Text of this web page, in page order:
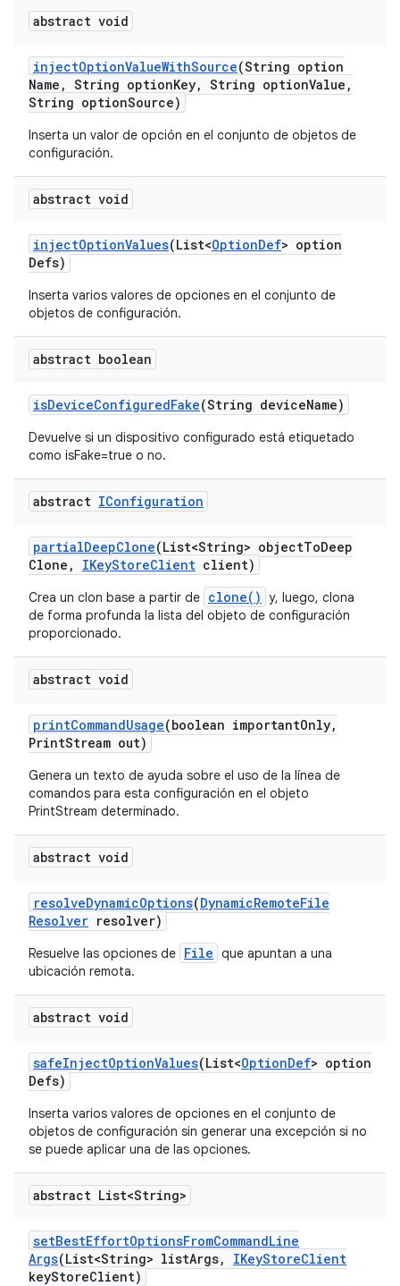
abstract void
injectOptionValueWithSource(String option
Name , String optionKey, String optionValue ,
String optionSource)
Inserta un valor de opción en el conjunto de objetos de
configuración.
abstract void
injectOptionValues(List<OptionDef> option
Defs)
Inserta varios valores de opciones en el conjunto de
objetos de configuración.
abstract boolean
isDeviceConfiguredFake(String deviceName)
Devuelve si un dispositivo configurado está etiquetado
como isFake=true o no.
abstract IConfiguration
partialDeepClone(List<String> objectToDeep
Clone , IKeyStoreClient client)
Crea un clon base a partir de clone() y, luego, clona
de forma profunda la lista del objeto de configuración
proporcionado.
abstract void
printCommandUsage(boolean importantOnly,
PrintStream out)
Genera un texto de ayuda sobre el uso de la línea de
comandos para esta configuración en el objeto
PrintStream determinado.
abstract void
resolveDynamicOptions(DynamicRemoteFile
Resolver resolver)
Resuelve las opciones de File que apuntan a una
ubicación remota.
abstract void
safeInjectOptionValues(List<OptionDef> option
Defs)
Inserta varios valores de opciones en el conjunto de
objetos de configuración sin generar una excepción si no
se puede aplicar una de las opciones.
abstract List<String>
setBestEffortOptionsFromCommandLine
Args(List<String> listArgs, IKeyStoreClient
keyStoreClient)